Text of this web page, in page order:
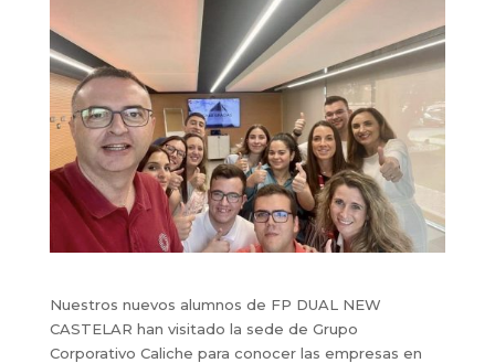
Nuestros nuevos alumnos de FP DUAL NEW
CASTELAR han visitado la sede de Grupo
Corporativo Caliche para conocer las empresas en